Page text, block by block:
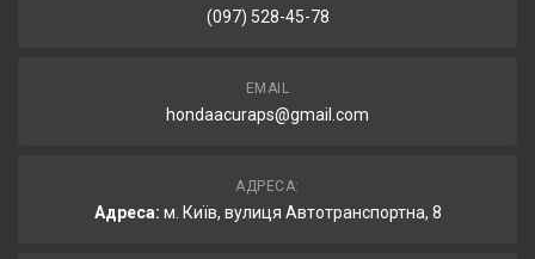
(097) 528-45-78
EMAIL
hondaacuraps@gmail.com
АДРЕСА:
Адреса: м. Київ, вулиця Автотранспортна, 8